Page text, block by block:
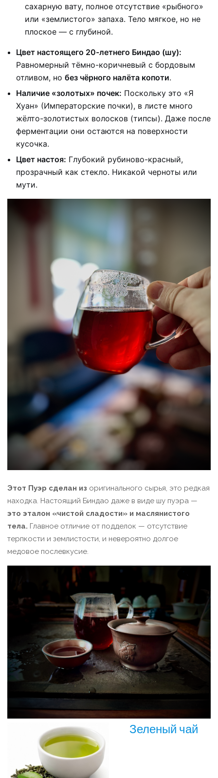
сахарную вату, полное отсутствие «рыбного»
или «землистого» запаха. Тело мягкое, но не
плоское — с глубиной.
Цвет настоящего 20-летнего Биндао (шу):
Равномерный тёмно-коричневый с бордовым
отливом, но без чёрного налёта копоти.
Наличие «золотых» почек: Поскольку это «Я
Хуан» (Императорские почки), в листе много
жёлто-золотистых волосков (типсы). Даже после
ферментации они остаются на поверхности
кусочка.
Цвет настоя: Глубокий рубиново-красный,
прозрачный как стекло. Никакой черноты или
мути.
Этот Пуэр сделан из оригинального сырья, это редкая
находка. Настоящий Биндао даже в виде шу пуэра —
это эталон «чистой сладости» и маслянистого
тела. Главное отличие от подделок — отсутствие
терпкости и землистости, и невероятно долгое
медовое послевкусие.
Зеленый чай